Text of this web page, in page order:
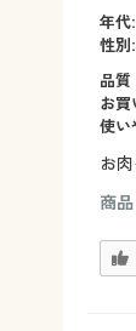
年代:
性別:
品質
お買
使い
お
商品